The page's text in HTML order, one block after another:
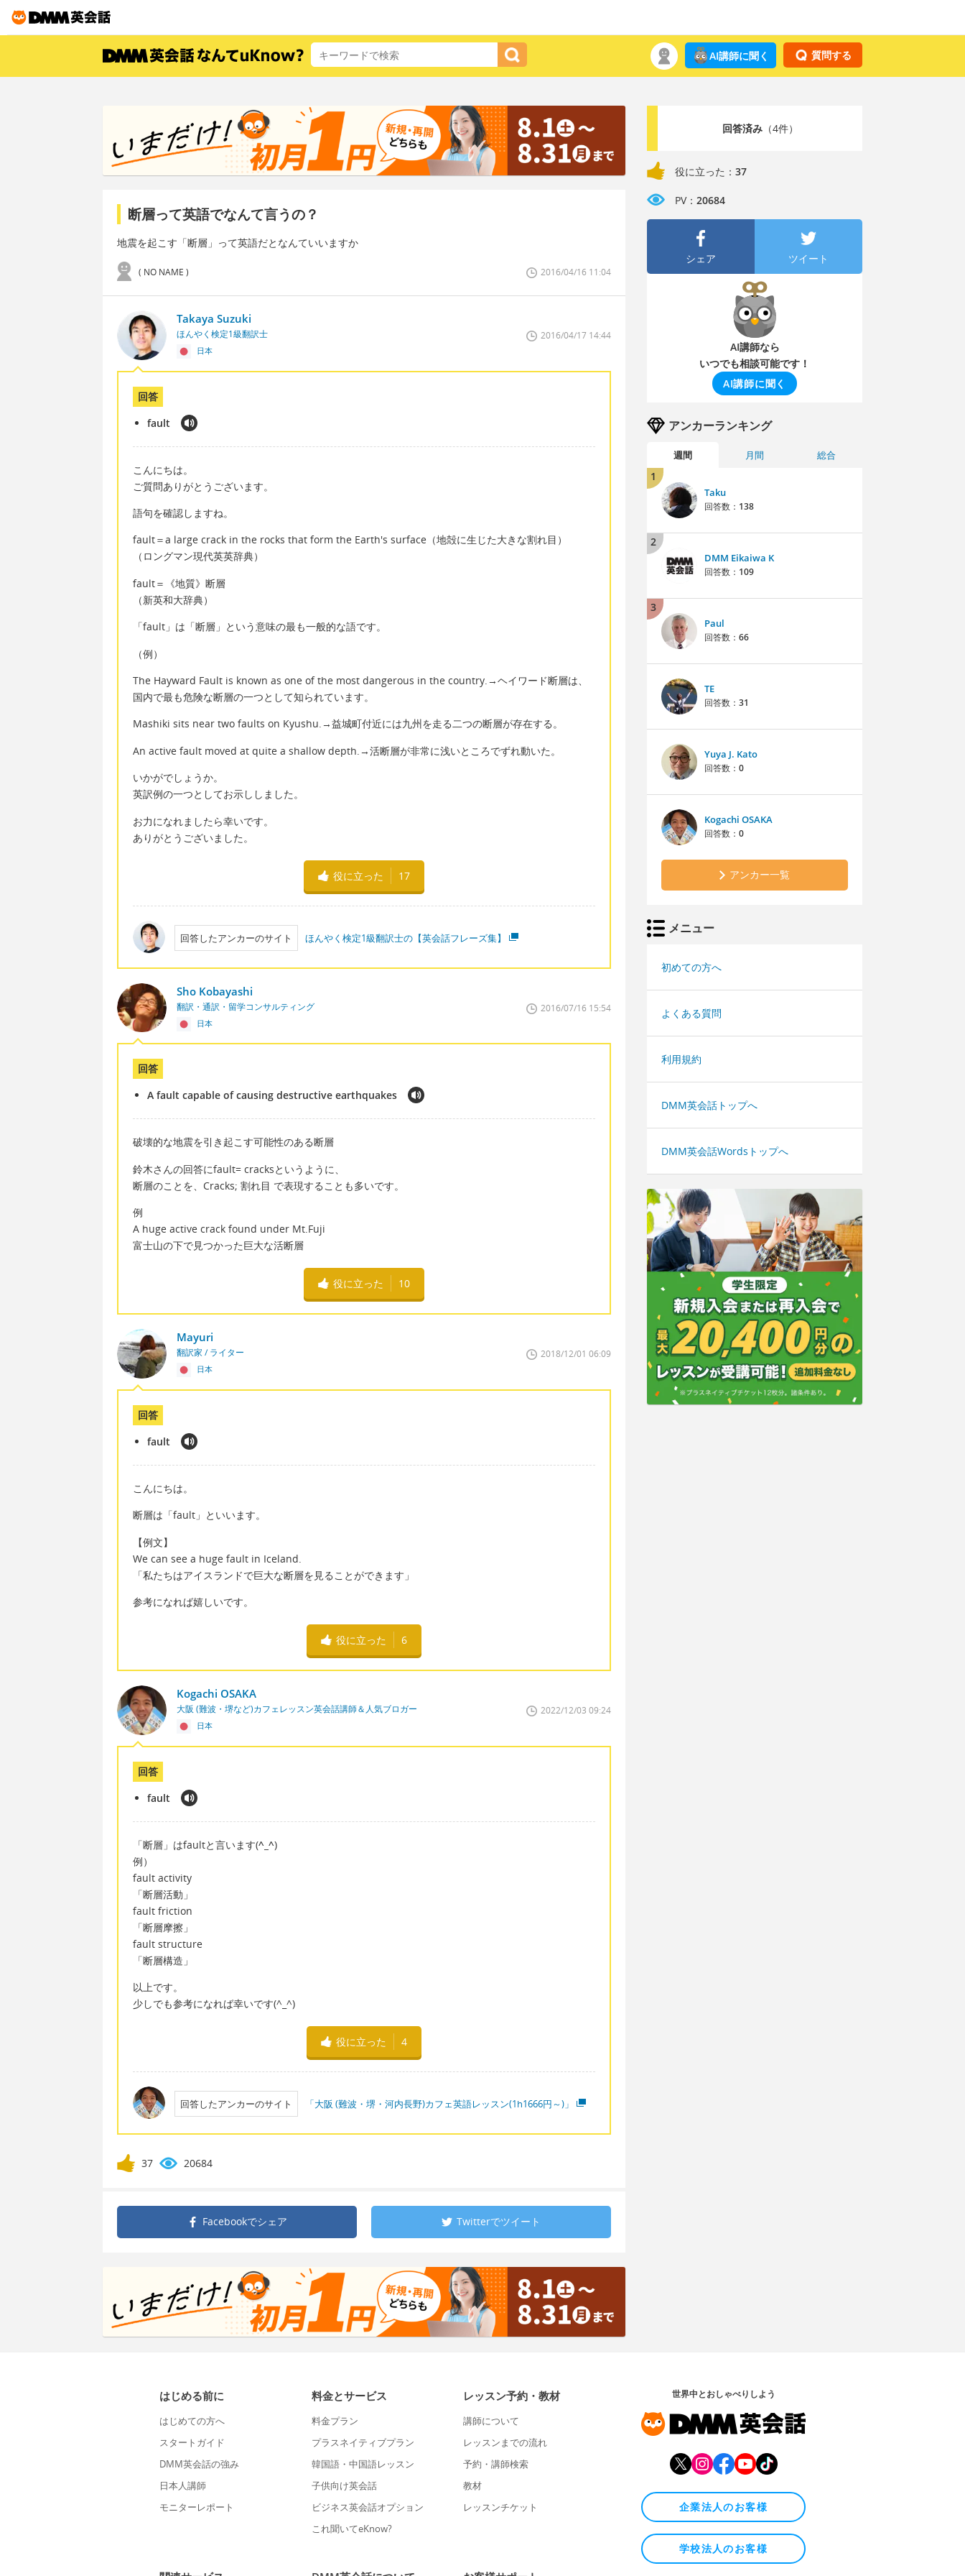
質問する
AI講師に聞く
断層って英語でなんて言うの？
地震を起こす「断層」って英語だとなんていいますか
( NO NAME ) 2016/04/16 11:04
Takaya Suzuki
ほんやく検定1級翻訳士
日本
2016/04/17 14:44
回答
fault
こんにちは。
ご質問ありがとうございます。
語句を確認しますね。
fault＝a large crack in the rocks that form the Earth's surface（地殻に生じた大きな割れ目）
（ロングマン現代英英辞典）
fault＝《地質》断層
（新英和大辞典）
「fault」は「断層」という意味の最も一般的な語です。
（例）
The Hayward Fault is known as one of the most dangerous in the country.→ヘイワード断層は、
国内で最も危険な断層の一つとして知られています。
Mashiki sits near two faults on Kyushu.→益城町付近には九州を走る二つの断層が存在する。
An active fault moved at quite a shallow depth.→活断層が非常に浅いところでずれ動いた。
いかがでしょうか。
英訳例の一つとしてお示ししました。
お力になれましたら幸いです。
ありがとうございました。
役に立った 17
回答したアンカーのサイト ほんやく検定1級翻訳士の【英会話フレーズ集】
Sho Kobayashi
翻訳・通訳・留学コンサルティング
日本
2016/07/16 15:54
回答
A fault capable of causing destructive earthquakes
破壊的な地震を引き起こす可能性のある断層
鈴木さんの回答にfault= cracksというように、
断層のことを、Cracks; 割れ目 で表現することも多いです。
例
A huge active crack found under Mt.Fuji
富士山の下で見つかった巨大な活断層
役に立った 10
Mayuri
翻訳家 / ライター
日本
2018/12/01 06:09
回答
fault
こんにちは。
断層は「fault」といいます。
【例文】
We can see a huge fault in Iceland.
「私たちはアイスランドで巨大な断層を見ることができます」
参考になれば嬉しいです。
役に立った 6
Kogachi OSAKA
大阪 (難波・堺など)カフェレッスン英会話講師＆人気ブロガー
日本
2022/12/03 09:24
回答
fault
「断層」はfaultと言います(^_^)
例）
fault activity
「断層活動」
fault friction
「断層摩擦」
fault structure
「断層構造」
以上です。
少しでも参考になれば幸いです(^_^)
役に立った 4
回答したアンカーのサイト 「大阪 (難波・堺・河内長野)カフェ英語レッスン(1h1666円～)」
37 20684
Facebookでシェア Twitterでツイート
回答済み（4件）
役に立った： 37
PV： 20684
シェア ツイート
AI講師なら
いつでも相談可能です！
AI講師に聞く
アンカーランキング
週間 月間 総合
1
Taku
回答数： 138
2
DMM Eikaiwa K
回答数： 109
3
Paul
回答数： 66
TE
回答数： 31
Yuya J. Kato
回答数： 0
Kogachi OSAKA
回答数： 0
アンカー一覧
メニュー
初めての方へ
よくある質問
利用規約
DMM英会話トップへ
DMM英会話Wordsトップへ
はじめる前に
はじめての方へ
スタートガイド
DMM英会話の強み
日本人講師
モニターレポート
料金とサービス
料金プラン
プラスネイティブプラン
韓国語・中国語レッスン
子供向け英会話
ビジネス英会話オプション
これ聞いてeKnow?
レッスン予約・教材
講師について
レッスンまでの流れ
予約・講師検索
教材
レッスンチケット
世界中とおしゃべりしよう
企業法人のお客様
学校法人のお客様